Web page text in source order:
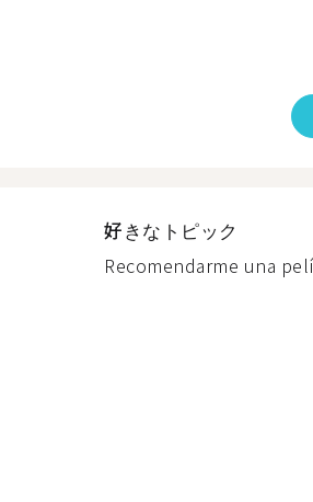
好きなトピック
Recomendarme una